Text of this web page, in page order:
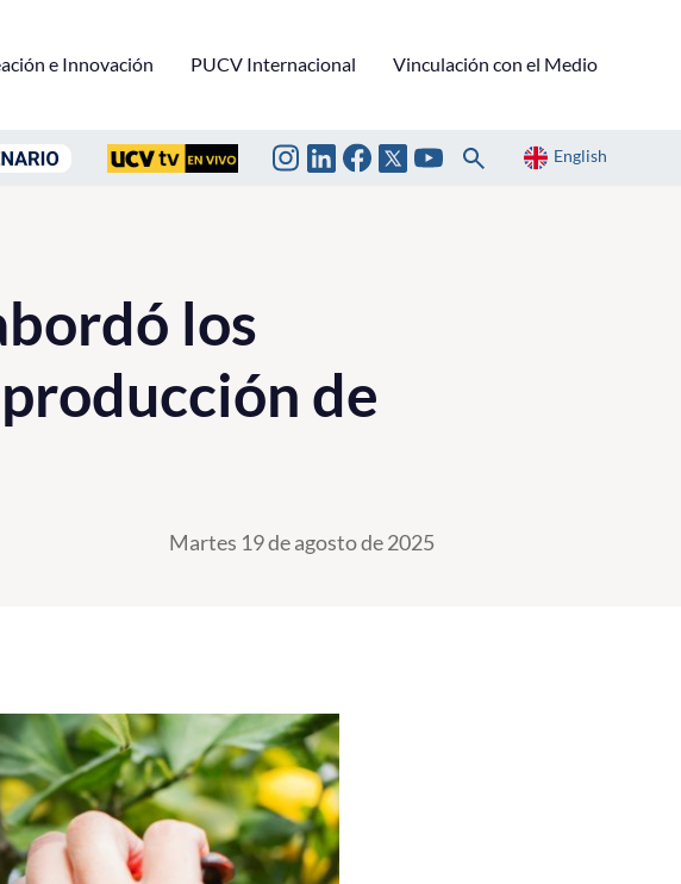
e Innovación PUCV Internacional Vinculación con el Medio
English
los
de
Martes 19 de agosto de 2025